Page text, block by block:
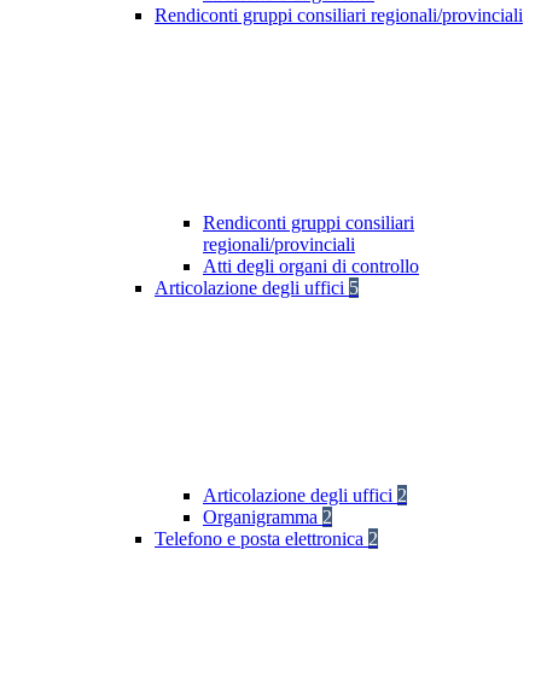
Rendiconti gruppi consiliari regionali/provinciali
Rendiconti gruppi consiliari
regionali/provinciali
Atti degli organi di controllo
Articolazione degli uffici 5
Articolazione degli uffici 2
Organigramma 2
Telefono e posta elettronica 2